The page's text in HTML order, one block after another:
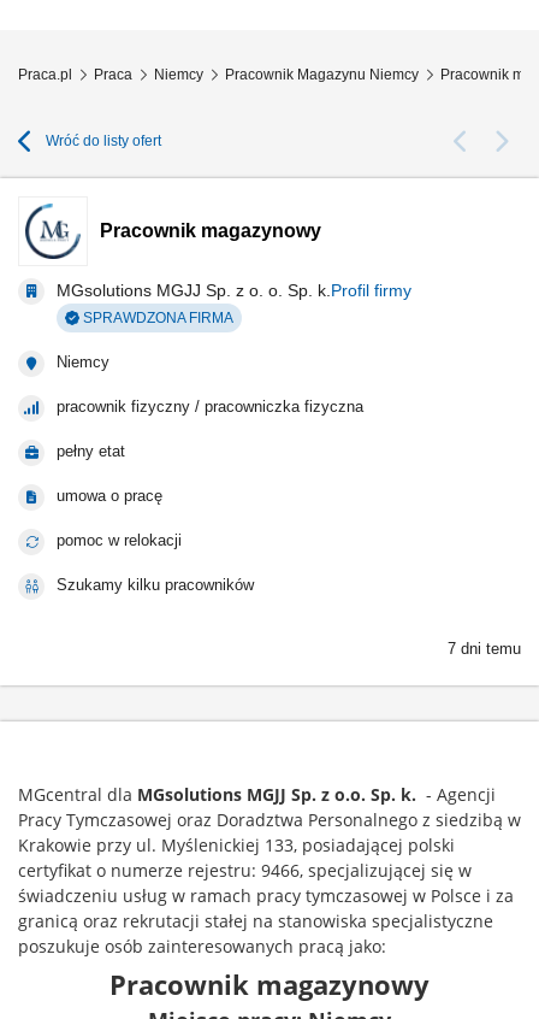
Praca.pl Praca Niemcy Pracownik Magazynu Niemcy Pracownik
Wróć do listy ofert
Pracownik magazynowy
MGsolutions MGJJ Sp. z o. o. Sp. k. Profil firmy
SPRAWDZONA FIRMA
Niemcy
pracownik fizyczny / pracowniczka fizyczna
pełny etat
umowa o pracę
pomoc w relokacji
Szukamy kilku pracowników
7 dni temu
MGcentral dla MGsolutions MGJJ Sp. z o.o. Sp. k. - Agencji
Pracy Tymczasowej oraz Doradztwa Personalnego z siedzibą w
Krakowie przy ul. Myślenickiej 133, posiadającej polski
certyfikat o numerze rejestru: 9466, specjalizującej się w
świadczeniu usług w ramach pracy tymczasowej w Polsce i za
granicą oraz rekrutacji stałej na stanowiska specjalistyczne
poszukuje osób zainteresowanych pracą jako:
Pracownik magazynowy